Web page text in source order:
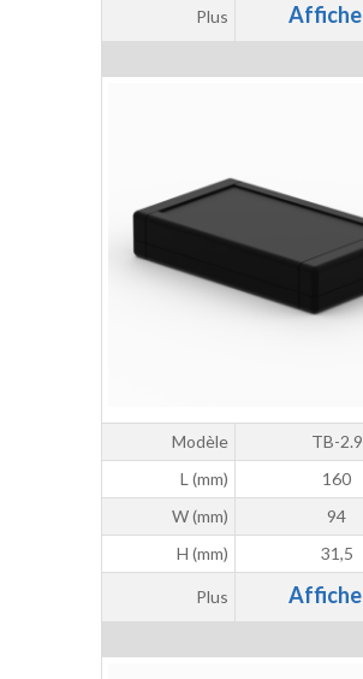
Plus Affiche
Modèle
TB-2.9
L (mm)
160
W (mm)
94
H (mm)
31,5
Plus Affiche